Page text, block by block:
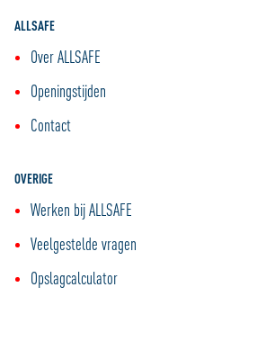
ALLSAFE
Over ALLSAFE
Openingstijden
Contact
OVERIGE
Werken bij ALLSAFE
Veelgestelde vragen
Opslagcalculator